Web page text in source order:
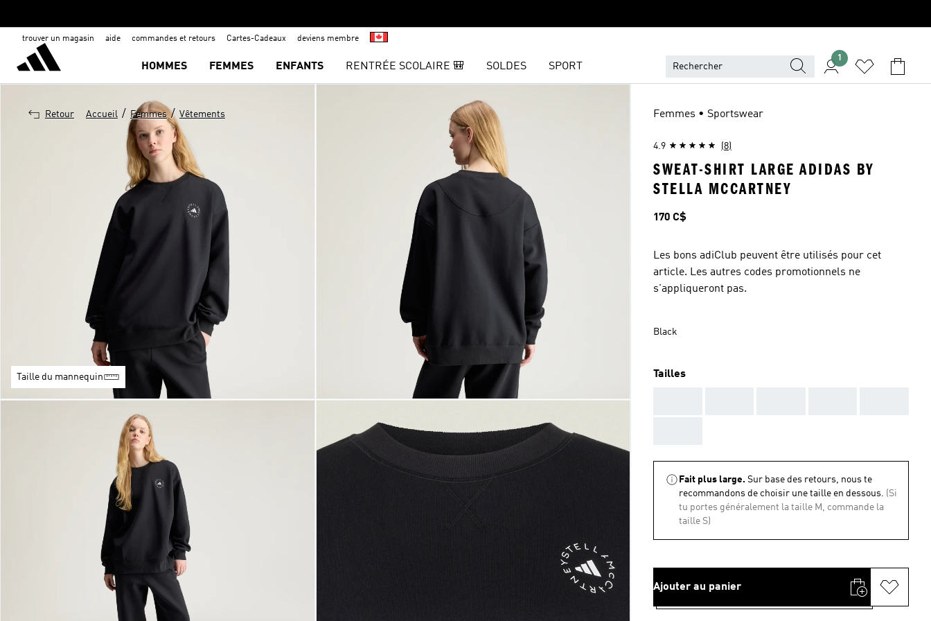
trouver un magasin aide commandes et retours Cartes-Cadeaux deviens membre
HOMMES FEMMES ENFANTS RENTRÉE SCOLAIRE 🎒 SOLDES SPORT
1
Retour Accueil / Femmes / Vêtements
Taille du mannequin
Femmes • Sportswear
4.9 (8)
SWEAT-SHIRT LARGE ADIDAS BY
STELLA MCCARTNEY
Prix
170 C$
Les bons adiClub peuvent être utilisés pour cet
article. Les autres codes promotionnels ne
s'appliqueront pas.
Black
Tailles
Fait plus large. Sur base des retours, nous te
recommandons de choisir une taille en dessous. (Si
tu portes généralement la taille M, commande la
taille S)
Ajouter au panier